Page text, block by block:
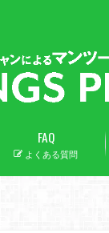
FAQ
よくある質問